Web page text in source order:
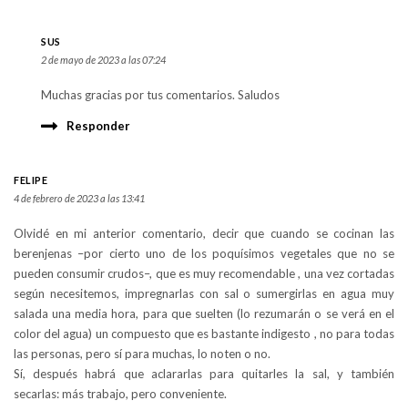
SUS
2 de mayo de 2023 a las 07:24
Muchas gracias por tus comentarios. Saludos
Responder
FELIPE
4 de febrero de 2023 a las 13:41
Olvidé en mi anterior comentario, decir que cuando se cocinan las
berenjenas –por cierto uno de los poquísimos vegetales que no se
pueden consumir crudos–, que es muy recomendable , una vez cortadas
según necesitemos, impregnarlas con sal o sumergirlas en agua muy
salada una media hora, para que suelten (lo rezumarán o se verá en el
color del agua) un compuesto que es bastante indigesto , no para todas
las personas, pero sí para muchas, lo noten o no.
Sí, después habrá que aclararlas para quitarles la sal, y también
secarlas: más trabajo, pero conveniente.